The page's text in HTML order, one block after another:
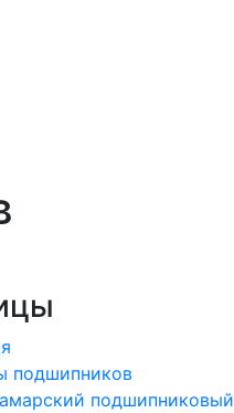
подшипников
подшипниковый